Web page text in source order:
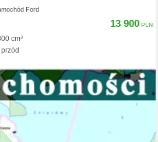
Ford
cm³
13 900